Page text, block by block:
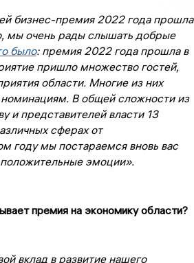
бизнес-премия 2022 года прошла
мы очень рады слышать добрые
было: премия 2022 года прошла в
пришло множество гостей,
области. Многие из них
В общей сложности из
и представителей власти 13
сферах от
году мы постараемся вновь вас
положительные эмоции».
премия на экономику области?
вклад в развитие нашего